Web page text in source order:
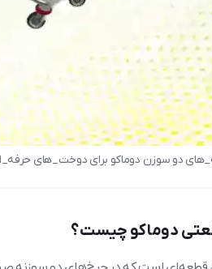
دو سوزن دوماکو برای دوخت_های
دوماکو چیست؟